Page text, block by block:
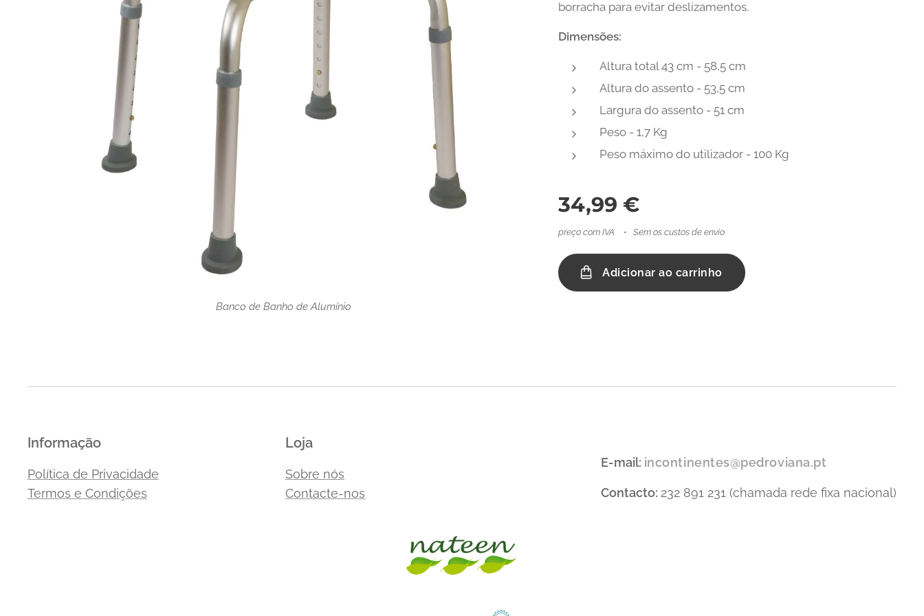
Banco de Banho de Alumínio
borracha para evitar deslizamentos.
Dimensões:
Altura total 43 cm - 58,5 cm
Altura do assento - 53,5 cm
Largura do assento - 51 cm
Peso - 1,7 Kg
Peso máximo do utilizador - 100 Kg
34,99 €
preço com IVA Sem os custos de envio
Adicionar ao carrinho
Informação
Política de Privacidade
Termos e Condições
Loja
Sobre nós
Contacte-nos
E-mail: incontinentes@pedroviana.pt
Contacto: 232 891 231 (chamada rede fixa nacional)